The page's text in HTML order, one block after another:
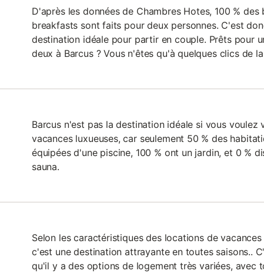
D'après les données de Chambres Hotes, 100 % des
breakfasts sont faits pour deux personnes. C'est
destination idéale pour partir en couple. Prêts pour
deux à Barcus ? Vous n'êtes qu'à quelques clics de
Barcus n'est pas la destination idéale si vous voulez
vacances luxueuses, car seulement 50 % des
équipées d'une piscine, 100 % ont un jardin, et 0 %
sauna.
Selon les caractéristiques des locations de vacances
c'est une destination attrayante en toutes saisons..
qu'il y a des options de logement très variées, avec